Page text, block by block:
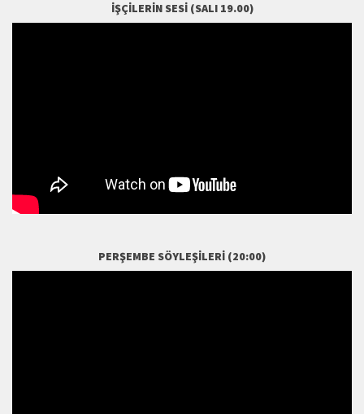
İŞÇILERIN SESI (SALI 19.00)
PERŞEMBE SÖYLEŞILERI (20:00)